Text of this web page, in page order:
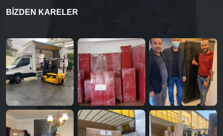
BIZDEN KARELER